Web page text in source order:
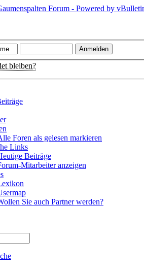
bleiben?
Foren als gelesen markieren
Links
Beiträge
Mitarbeiter anzeigen
Sie auch Partner werden?